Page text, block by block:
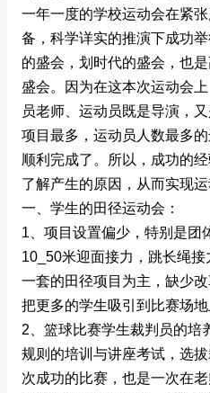
一年一度的学校运动会在紧
备，科学详实的推演下成功
的盛会，划时代的盛会，也
盛会。因为在这本次运动会
员老师、运动员既是导演，
项目最多，运动员人数最多
顺利完成了。所以，成功的
了解产生的原因，从而实现运
一、学生的田径运动会：
1、项目设置偏少，特别是团
10_50米迎面接力，跳长绳
一套的田径项目为主，缺少
把更多的学生吸引到比赛场地
2、篮球比赛学生裁判员的培
规则的培训与讲座考试，选
次成功的比赛，也是一次在